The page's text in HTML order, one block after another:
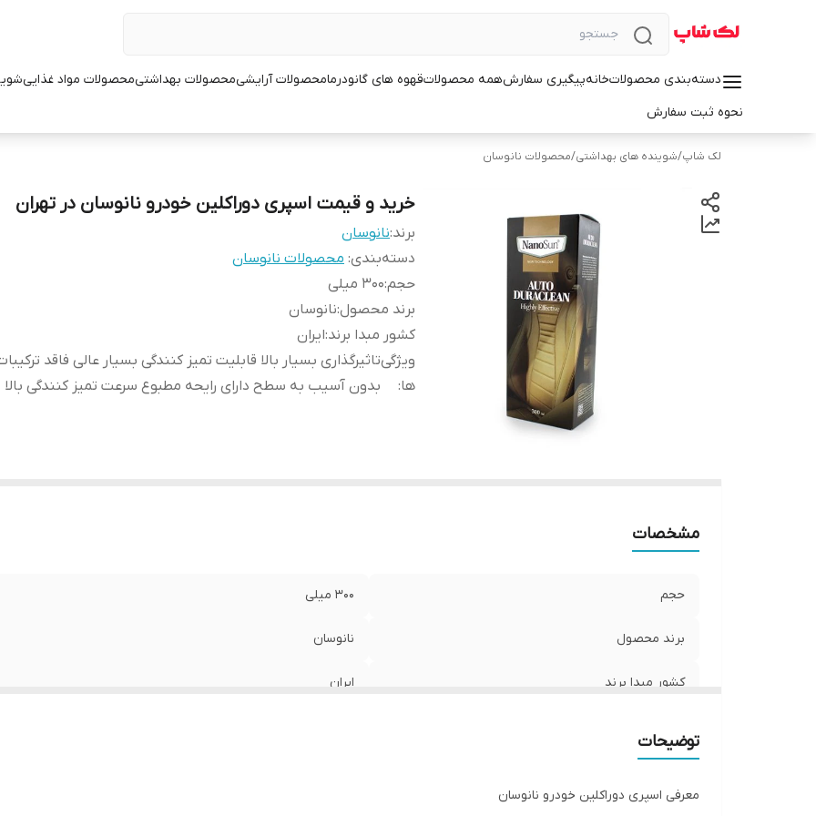
دسته‌بندی محصولاتخانهپیگیری سفارشهمه محصولاتقهوه های گانودرمامحصولات آرایشیمحصولات بهداشتیمحصولات مواد غذایی
نحوه ثبت سفارش
لک شاپ/شوینده های بهداشتی/محصولات نانوسان
خرید و قیمت اسپری دوراکلین خودرو نانوسان در تهران
برند:نانوسان
دسته‌بندی: محصولات نانوسان
حجم:300 میلی
برند محصول:نانوسان
کشور مبدا برند:ایران
ویژگی
ها:
تاثیرگذاری بسیار بالا قابلیت تمیز کنندگی بسیار عالی فاقد
بدون آسیب به سطح دارای رایحه مطبوع سرعت تمیز کنندگی بالا
مشخصات
حجم 300 میلی
برند محصول نانوسان
کشور مبدا برند ایران
توضیحات
معرفی اسپری دوراکلین خودرو نانوسان